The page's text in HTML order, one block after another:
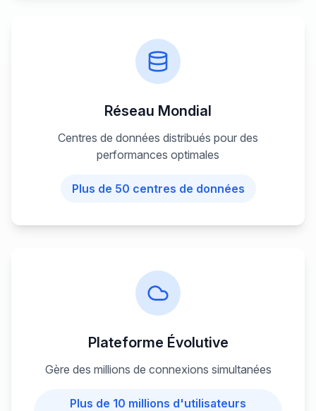
Réseau Mondial
Centres de données distribués pour des
performances optimales
Plus de 50 centres de données
Plateforme Évolutive
Gère des millions de connexions simultanées
Plus de 10 millions d'utilisateurs